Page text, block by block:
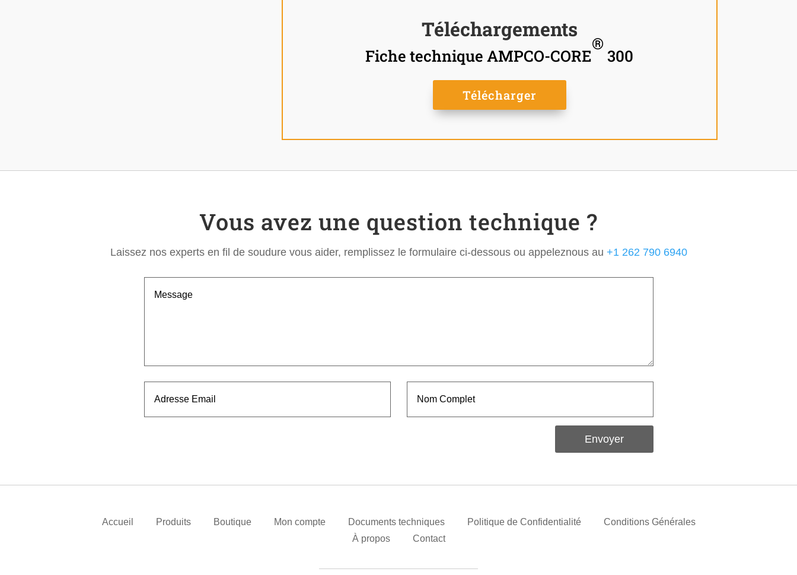
Téléchargements
Fiche technique AMPCO-CORE
®
300
Télécharger
Vous avez une question technique ?
Laissez nos experts en fil de soudure vous aider, remplissez le formulaire ci-dessous ou appeleznous au +1 262 790 6940
Envoyer
Accueil Produits Boutique Mon compte Documents techniques Politique de Confidentialité
Conditions Générales
À propos
Contact